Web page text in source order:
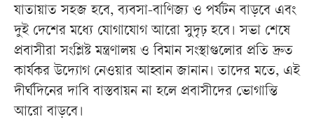
যাতায়াত সহজ হবে, ব্যবসা-বাণিজ্য ও পর্যটন বাড়বে এবং
দুই দেশের মধ্যে যোগাযোগ আরো সুদৃঢ় হবে। সভা শেষে
প্রবাসীরা সংশ্লিষ্ট মন্ত্রণালয় ও বিমান সংস্থাগুলোর প্রতি দ্রুত
কার্যকর উদ্যোগ নেওয়ার আহ্বান জানান। তাদের মতে, এই
দীর্ঘদিনের দাবি বাস্তবায়ন না হলে প্রবাসীদের ভোগান্তি
আরো বাড়বে।